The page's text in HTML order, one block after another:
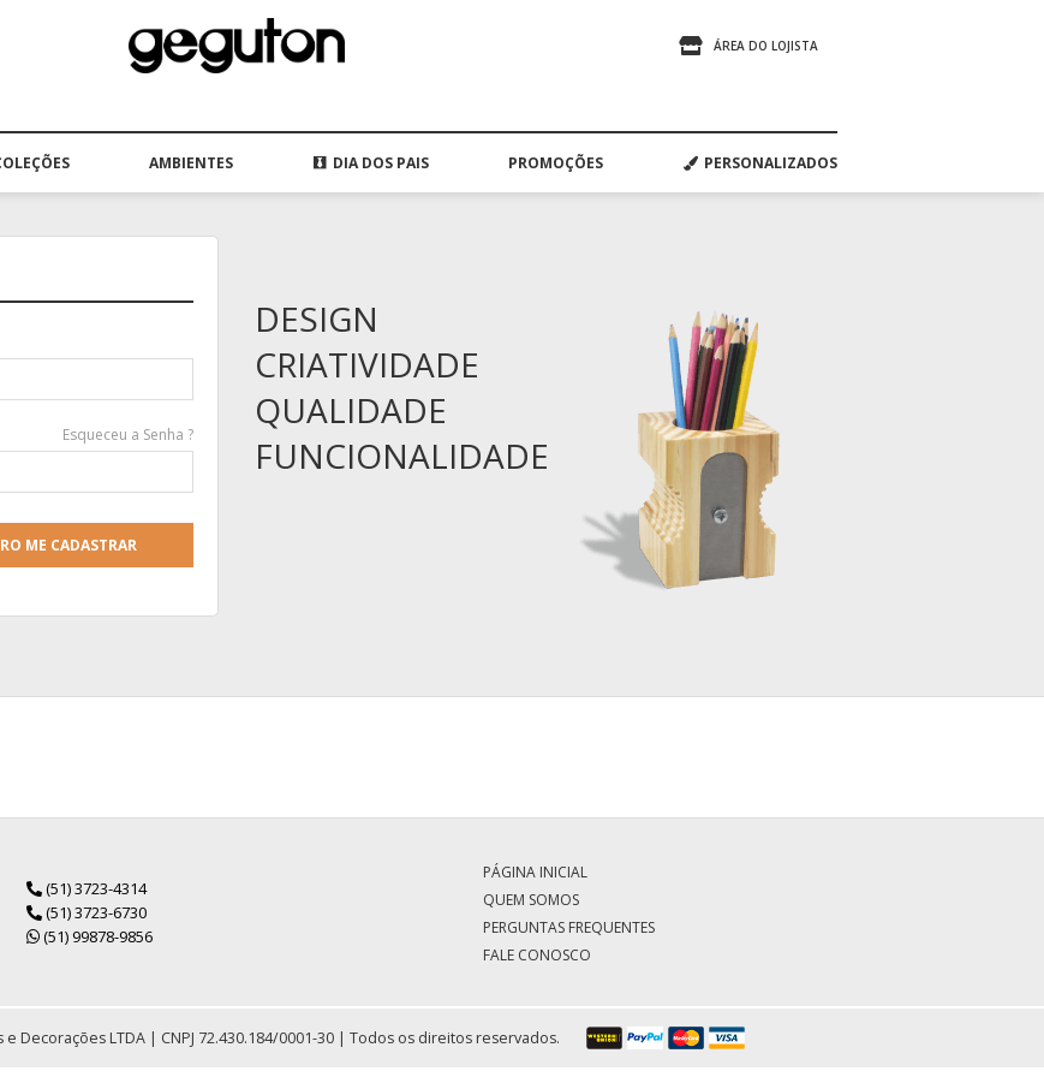
ÁREA DO LOJISTA
AMBIENTES DIA DOS PAIS PROMOÇÕES PERSONALIZADOS
Esqueceu a Senha ?
ME CADASTRAR
DESIGN
CRIATIVIDADE
QUALIDADE
FUNCIONALIDADE
(51) 3723-4314
(51) 3723-6730
(51) 99878-9856
PÁGINA INICIAL
QUEM SOMOS
PERGUNTAS FREQUENTES
FALE CONOSCO
Decorações LTDA | CNPJ 72.430.184/0001-30 | Todos os direitos reservados.